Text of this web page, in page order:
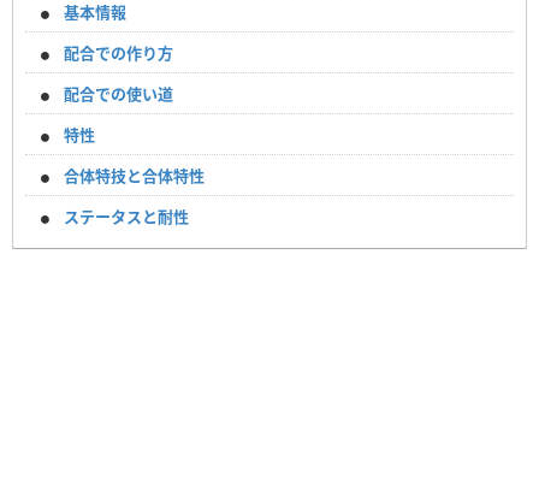
基本情報
配合での作り方
配合での使い道
特性
合体特技と合体特性
ステータスと耐性